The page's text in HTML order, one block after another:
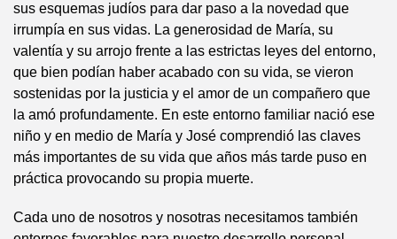
sus esquemas judíos para dar paso a la novedad que
irrumpía en sus vidas. La generosidad de María, su
valentía y su arrojo frente a las estrictas leyes del entorno,
que bien podían haber acabado con su vida, se vieron
sostenidas por la justicia y el amor de un compañero que
la amó profundamente. En este entorno familiar nació ese
niño y en medio de María y José comprendió las claves
más importantes de su vida que años más tarde puso en
práctica provocando su propia muerte.
Cada uno de nosotros y nosotras necesitamos también